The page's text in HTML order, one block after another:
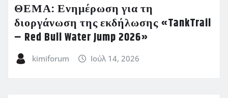
ΘΕΜΑ: Ενημέρωση για τη
διοργάνωση της εκδήλωσης «TankTrail
– Red Bull Water Jump 2026»
kimiforum Ιούλ 14, 2026